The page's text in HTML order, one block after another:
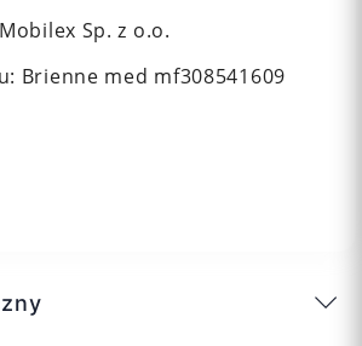
Sp. z o.o.
Brienne med mf308541609